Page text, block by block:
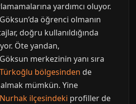
yardımcı oluyor.
öğrenci olmanın
doğru kullanıldığında
Öte yandan,
merkezinin yanı sıra
bölgesinden de
mümkün. Yine
ilçesindeki profiller de